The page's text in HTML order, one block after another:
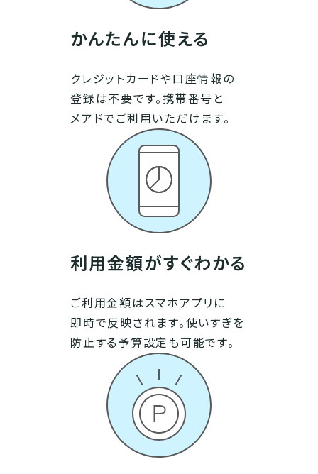
かんたんに使える
クレジットカードや口座情報の
登録は不要です。携帯番号と
メアドでご利用いただけます。
利用金額がすぐわかる
ご利用金額はスマホアプリに
即時で反映されます。使いすぎを
防止する予算設定も可能です。